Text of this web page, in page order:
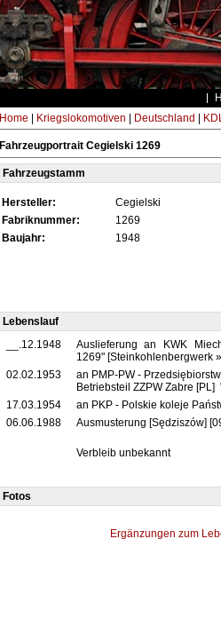
Home Kriegslokomotiven Deutschland
Fahrzeugportrait Cegielski 1269
Fahrzeugstamm
Hersteller:
Cegielski
Fabriknummer:
1269
Baujahr:
1948
Lebenslauf
__.12.1948
Auslieferung an KWK
1269" [Steinkohlenbergwerk
02.02.1953
an PMP-PW -
Betriebsteil ZZPW Zabre
17.03.1954
an PKP - Polskie koleje
06.06.1988
Ausmusterung [Sędziszów]
Verbleib unbekannt
Fotos
Ergänzungen zum